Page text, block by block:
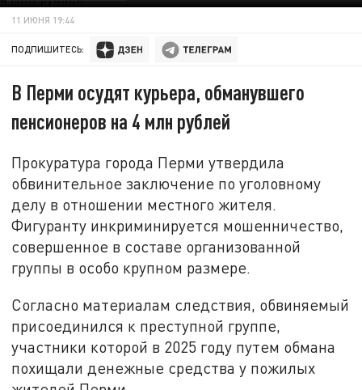
11 ИЮНЯ 19:44
ПОДПИШИТЕСЬ:
В Перми осудят курьера, обманувшего
пенсионеров на 4 млн рублей
Прокуратура города Перми утвердила
обвинительное заключение по уголовному
делу в отношении местного жителя.
Фигуранту инкриминируется мошенничество,
совершенное в составе организованной
группы в особо крупном размере.
Согласно материалам следствия, обвиняемый
присоединился к преступной группе,
участники которой в 2025 году путем обмана
похищали денежные средства у пожилых